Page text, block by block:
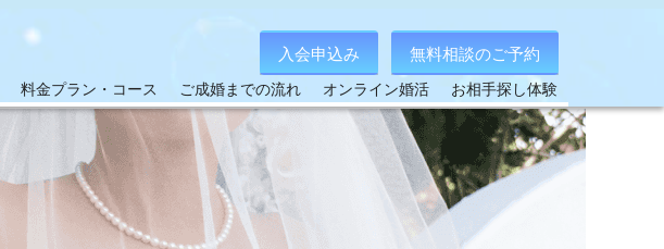
入会申込み 無料相談のご予約
料金プラン・コース ご成婚までの流れ オンライン婚活 お相手探し体験